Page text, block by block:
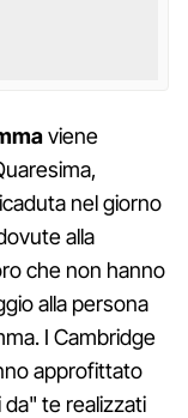
viene
nel giorno
alla
che non hanno
alla persona
I Cambridge
approfittato
te realizzati